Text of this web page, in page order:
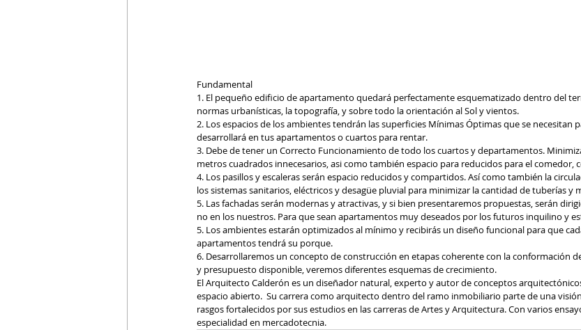
Fundamental
1. El pequeño edificio de apartamento quedará perfectamente esquematizado dentro del
normas urbanísticas, la topografía, y sobre todo la orientación al Sol y vientos.
2. Los espacios de los ambientes tendrán las superficies Mínimas Óptimas que se necesitan
desarrollará en tus apartamentos o cuartos para rentar.
3. Debe de tener un Correcto Funcionamiento de todo los cuartos y departamentos.
metros cuadrados innecesarios, asi como también espacio para reducidos para el comedor,
4. Los pasillos y escaleras serán espacio reducidos y compartidos. Así como también la
los sistemas sanitarios, eléctricos y desagüe pluvial para minimizar la cantidad de tuberías y
5. Las fachadas serán modernas y atractivas, y si bien presentaremos propuestas, serán
no en los nuestros. Para que sean apartamentos muy deseados por los futuros inquilino y
5. Los ambientes estarán optimizados al mínimo y recibirás un diseño funcional para que
apartamentos tendrá su porque.
6. Desarrollaremos un concepto de construcción en etapas coherente con la conformación
y presupuesto disponible, veremos diferentes esquemas de crecimiento.
El Arquitecto Calderón es un diseñador natural, experto y autor de conceptos
espacio abierto.  Su carrera como arquitecto dentro del ramo inmobiliario parte de una
rasgos fortalecidos por sus estudios en las carreras de Artes y Arquitectura. Con varios
especialidad en mercadotecnia.